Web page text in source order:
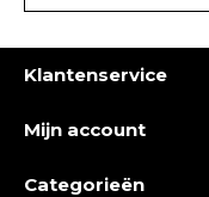
Klantenservice
Mijn account
Categorieën